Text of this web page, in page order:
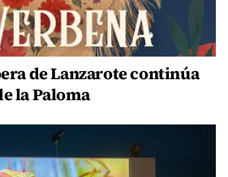
de Lanzarote continúa
la Paloma